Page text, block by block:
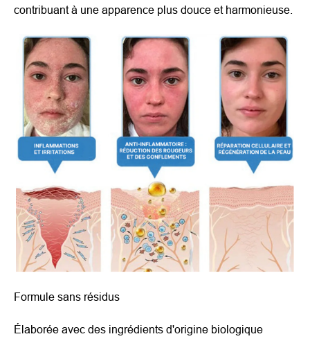
contribuant à une apparence plus douce et harmonieuse.
Formule sans résidus
Élaborée avec des ingrédients d'origine biologique